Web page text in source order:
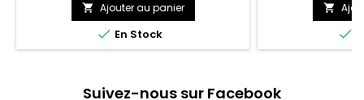
 Ajouter au panier
 En Stock


Suivez-nous sur Facebook